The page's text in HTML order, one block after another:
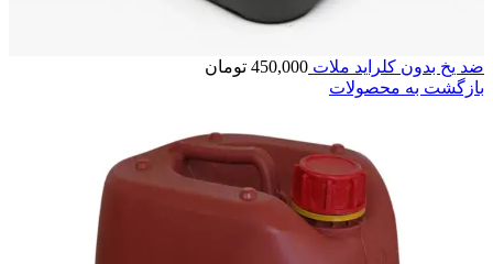
ضد یخ بدون کلراید ملات 450,000 تومان
بازگشت به محصولات